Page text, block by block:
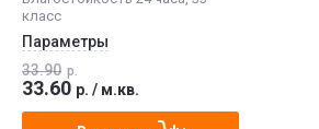
класс
Параметры
33.90 р.
33.60 р. / м.кв.